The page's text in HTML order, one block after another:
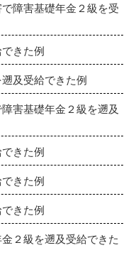
障害基礎年金２級を受
きた例
及受給できた例
害基礎年金２級を遡及
きた例
きた例
きた例
２級を遡及受給できた